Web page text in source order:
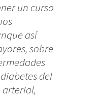
un curso
así
sobre
del